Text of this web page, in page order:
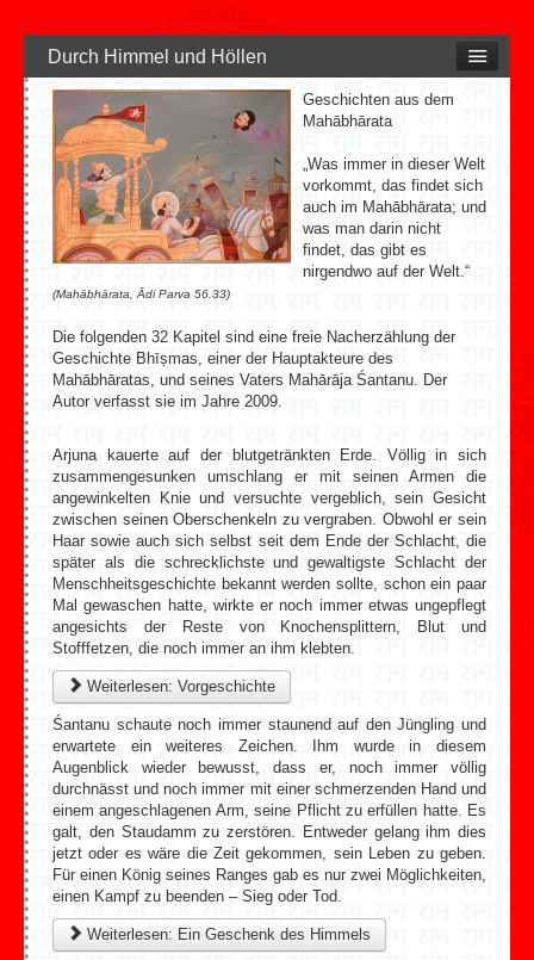
Durch Himmel und Höllen
Geschichten aus dem
Mahābhārata
„Was immer in dieser Welt
vorkommt, das findet sich
auch im Mahābhārata; und
was man darin nicht
findet, das gibt es
nirgendwo auf der Welt.“
(Mahābhārata, Ādi Parva 56.33)
Die folgenden 32 Kapitel sind eine freie Nacherzählung der
Geschichte Bhīṣmas, einer der Hauptakteure des
Mahābhāratas, und seines Vaters Mahārāja Śantanu. Der
Autor verfasst sie im Jahre 2009.
Arjuna kauerte auf der blutgetränkten Erde. Völlig in sich
zusammengesunken umschlang er mit seinen Armen die
angewinkelten Knie und versuchte vergeblich, sein Gesicht
zwischen seinen Oberschenkeln zu vergraben. Obwohl er sein
Haar sowie auch sich selbst seit dem Ende der Schlacht, die
später als die schrecklichste und gewaltigste Schlacht der
Menschheitsgeschichte bekannt werden sollte, schon ein paar
Mal gewaschen hatte, wirkte er noch immer etwas ungepflegt
angesichts der Reste von Knochensplittern, Blut und
Stofffetzen, die noch immer an ihm klebten.
Weiterlesen: Vorgeschichte
Śantanu schaute noch immer staunend auf den Jüngling und
erwartete ein weiteres Zeichen. Ihm wurde in diesem
Augenblick wieder bewusst, dass er, noch immer völlig
durchnässt und noch immer mit einer schmerzenden Hand und
einem angeschlagenen Arm, seine Pflicht zu erfüllen hatte. Es
galt, den Staudamm zu zerstören. Entweder gelang ihm dies
jetzt oder es wäre die Zeit gekommen, sein Leben zu geben.
Für einen König seines Ranges gab es nur zwei Möglichkeiten,
einen Kampf zu beenden – Sieg oder Tod.
Weiterlesen: Ein Geschenk des Himmels